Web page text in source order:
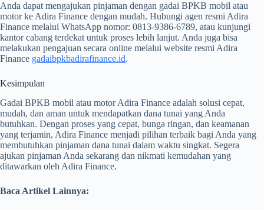
Anda dapat mengajukan pinjaman dengan gadai BPKB mobil atau
motor ke Adira Finance dengan mudah. Hubungi agen resmi Adira
Finance melalui WhatsApp nomor: 0813-9386-6789, atau kunjungi
kantor cabang terdekat untuk proses lebih lanjut. Anda juga bisa
melakukan pengajuan secara online melalui website resmi Adira
Finance gadaibpkbadirafinance.id.
Kesimpulan
Gadai BPKB mobil atau motor Adira Finance adalah solusi cepat,
mudah, dan aman untuk mendapatkan dana tunai yang Anda
butuhkan. Dengan proses yang cepat, bunga ringan, dan keamanan
yang terjamin, Adira Finance menjadi pilihan terbaik bagi Anda yang
membutuhkan pinjaman dana tunai dalam waktu singkat. Segera
ajukan pinjaman Anda sekarang dan nikmati kemudahan yang
ditawarkan oleh Adira Finance.
Baca Artikel Lainnya: